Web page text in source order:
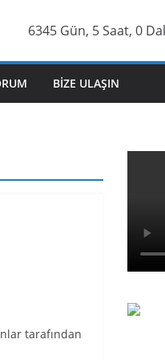
6345 Gün, 5 Saat, 0
BIZE ULAŞIN
tarafından